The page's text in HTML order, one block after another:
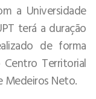
a Universidade
terá a duração
de forma
Territorial
Medeiros Neto.